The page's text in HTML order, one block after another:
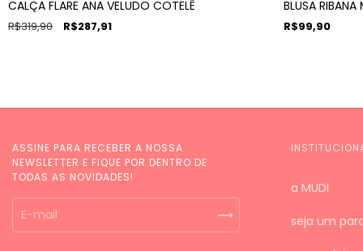
CALÇA FLARE ANA VELUDO COTELÊ
R$319,90 R$287,91
BLUSA
R$99,90
ASSINE PARA RECEBER A NOSSA
NEWSLETTER E FIQUE POR DENTRO DE
TODAS AS NOVIDADES!
a MUDI
seja um